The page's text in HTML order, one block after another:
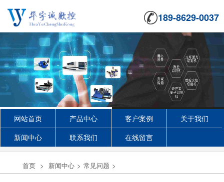
189-8629-0037
网站首页 产品中心 客户案例
关于我们
新闻中心
联系我们 在线留言
首页 > 新闻中心 > 常见问题 >